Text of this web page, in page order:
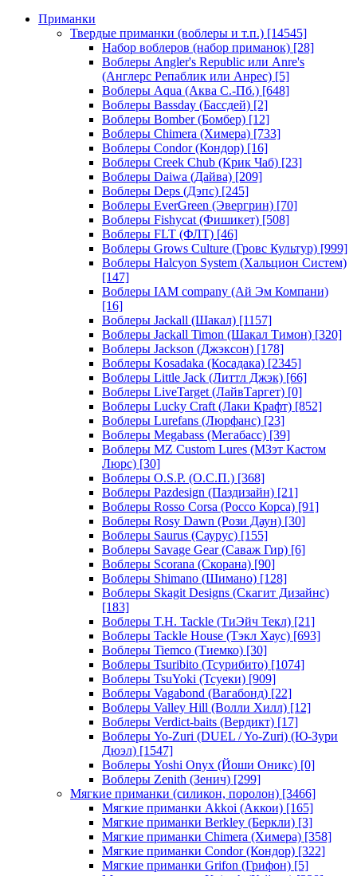
Приманки
Твердые приманки (воблеры и т.п.) [14545]
Набор воблеров (набор приманок) [28]
Воблеры Angler's Republic или Anre's
(Англерс Репаблик или Анрес) [5]
Воблеры Aqua (Аква С.-Пб.) [648]
Воблеры Bassday (Бассдей) [2]
Воблеры Bomber (Бомбер) [12]
Воблеры Chimera (Химера) [733]
Воблеры Condor (Кондор) [16]
Воблеры Creek Chub (Крик Чаб) [23]
Воблеры Daiwa (Дайва) [209]
Воблеры Deps (Дэпс) [245]
Воблеры EverGreen (Эвергрин) [70]
Воблеры Fishycat (Фишикет) [508]
Воблеры FLT (ФЛТ) [46]
Воблеры Grows Culture (Гровс Культур) [999]
Воблеры Halcyon System (Хальцион Систем)
[147]
Воблеры IAM company (Ай Эм Компани)
[16]
Воблеры Jackall (Шакал) [1157]
Воблеры Jackall Timon (Шакал Тимон) [320]
Воблеры Jackson (Джэксон) [178]
Воблеры Kosadaka (Косадака) [2345]
Воблеры Little Jack (Литтл Джэк) [66]
Воблеры LiveTarget (ЛайвТаргет) [0]
Воблеры Lucky Craft (Лаки Крафт) [852]
Воблеры Lurefans (Люрфанс) [23]
Воблеры Megabass (Мегабасс) [39]
Воблеры MZ Custom Lures (МЗэт Кастом
Люрс) [30]
Воблеры O.S.P. (О.С.П.) [368]
Воблеры Pazdesign (Паздизайн) [21]
Воблеры Rosso Corsa (Россо Корса) [91]
Воблеры Rosy Dawn (Рози Даун) [30]
Воблеры Saurus (Саурус) [155]
Воблеры Savage Gear (Саваж Гир) [6]
Воблеры Scorana (Скорана) [90]
Воблеры Shimano (Шимано) [128]
Воблеры Skagit Designs (Скагит Дизайнс)
[183]
Воблеры T.H. Tackle (ТиЭйч Текл) [21]
Воблеры Tackle House (Тэкл Хаус) [693]
Воблеры Tiemco (Тиемко) [30]
Воблеры Tsuribito (Тсурибито) [1074]
Воблеры TsuYoki (Тсуеки) [909]
Воблеры Vagabond (Вагабонд) [22]
Воблеры Valley Hill (Волли Хилл) [12]
Воблеры Verdict-baits (Вердикт) [17]
Воблеры Yo-Zuri (DUEL / Yo-Zuri) (Ю-Зури
Дюэл) [1547]
Воблеры Yoshi Onyx (Йоши Оникс) [0]
Воблеры Zenith (Зенич) [299]
Мягкие приманки (силикон, поролон) [3466]
Мягкие приманки Akkoi (Аккои) [165]
Мягкие приманки Berkley (Беркли) [3]
Мягкие приманки Chimera (Химера) [358]
Мягкие приманки Condor (Кондор) [322]
Мягкие приманки Grifon (Грифон) [5]